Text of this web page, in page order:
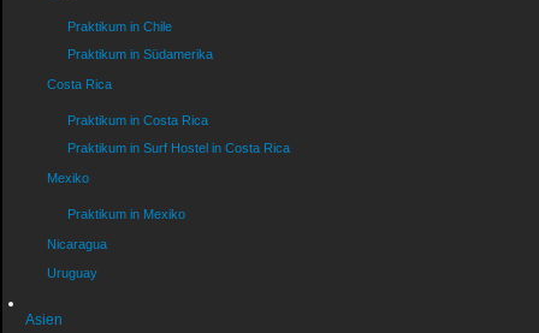
Praktikum in Chile
Praktikum in Südamerika
Costa Rica
Praktikum in Costa Rica
Praktikum in Surf Hostel in Costa Rica
Mexiko
Praktikum in Mexiko
Nicaragua
Uruguay
Asien